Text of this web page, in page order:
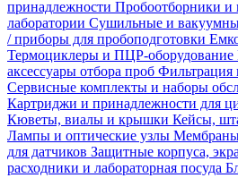
принадлежности Пробоотборники и
лаборатории Сушильные и
/ приборы для пробоподготовки
Термоциклеры и ПЦР-оборудование
аксессуары отбора проб Фильтрация
Сервисные комплекты и наборы
Картриджи и принадлежности для
Кюветы, виалы и крышки Кейсы,
Лампы и оптические узлы
для датчиков Защитные корпуса,
расходники и лабораторная посуда